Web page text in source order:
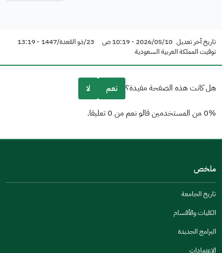
تاريخ آخر تعديل 2026/05/10 - 10:19 ص
23/ذو القعدة/1447 - 13:19
توقيت المملكة العربية السعودية
هل كانت هذه الصفحة مفيدة؟ نعم لا
0% من المستخدمين قالو نعم من 0 تعليقا.
مكتوبة بشكل جيد
الإجابات كانت مرتبطة
تصميمه يجعله سهل القراءة
ملخص
تاريخ الجامعة
الكليات والأقسام
البرامج الجديدة
الإعتمادات